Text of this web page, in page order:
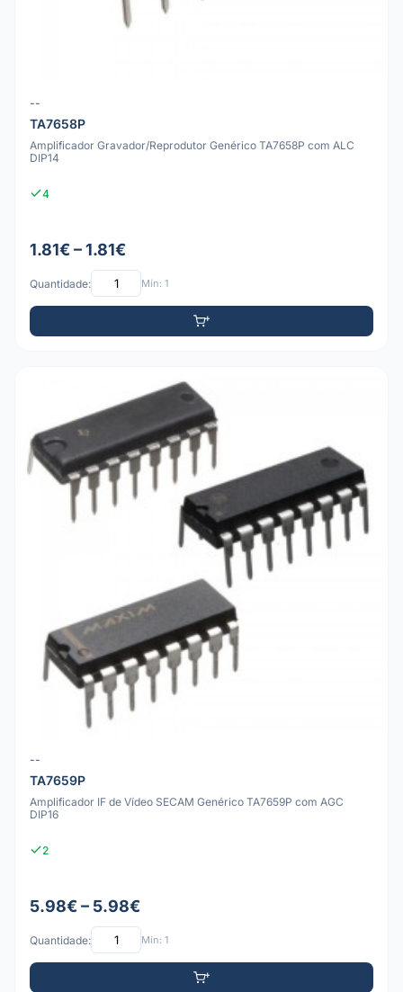
--
TA7658P
Amplificador Gravador/Reprodutor Genérico TA7658P com ALC
DIP14
4
1.81€ – 1.81€
Quantidade: Mín: 1
--
TA7659P
Amplificador IF de Vídeo SECAM Genérico TA7659P com AGC
DIP16
2
5.98€ – 5.98€
Quantidade: Mín: 1